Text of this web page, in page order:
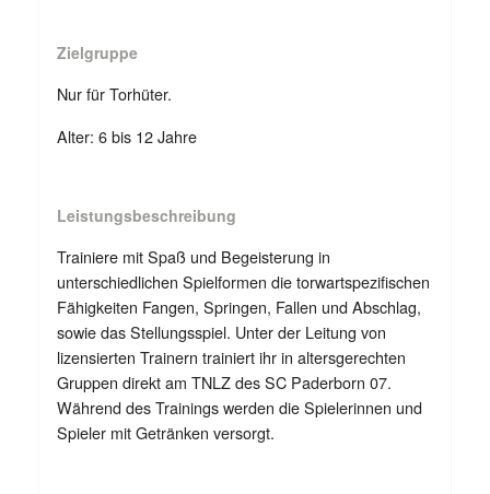
Zielgruppe
Nur für Torhüter.
Alter: 6 bis 12 Jahre
Leistungsbeschreibung
Trainiere mit Spaß und Begeisterung in
unterschiedlichen Spielformen die torwartspezifischen
Fähigkeiten Fangen, Springen, Fallen und Abschlag,
sowie das Stellungsspiel. Unter der Leitung von
lizensierten Trainern trainiert ihr in altersgerechten
Gruppen direkt am TNLZ des SC Paderborn 07.
Während des Trainings werden die Spielerinnen und
Spieler mit Getränken versorgt.